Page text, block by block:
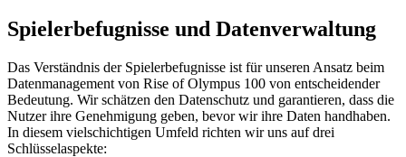
Spielerbefugnisse und Datenverwaltung
Das Verständnis der Spielerbefugnisse ist für unseren Ansatz beim
Datenmanagement von Rise of Olympus 100 von entscheidender
Bedeutung. Wir schätzen den Datenschutz und garantieren, dass die
Nutzer ihre Genehmigung geben, bevor wir ihre Daten handhaben.
In diesem vielschichtigen Umfeld richten wir uns auf drei
Schlüsselaspekte: